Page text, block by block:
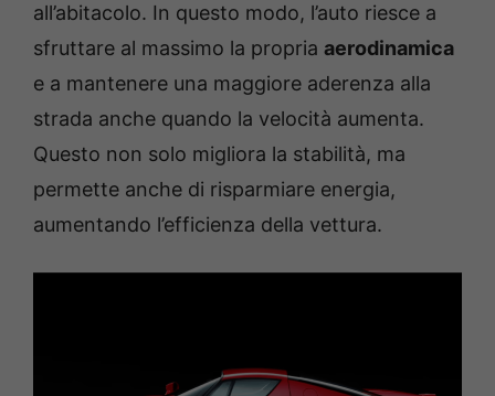
all’abitacolo. In questo modo, l’auto riesce a
sfruttare al massimo la propria aerodinamica
e a mantenere una maggiore aderenza alla
strada anche quando la velocità aumenta.
Questo non solo migliora la stabilità, ma
permette anche di risparmiare energia,
aumentando l’efficienza della vettura.